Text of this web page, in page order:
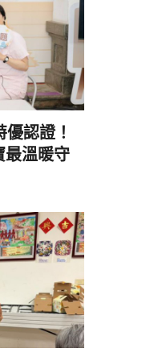
認證！
最溫暖守